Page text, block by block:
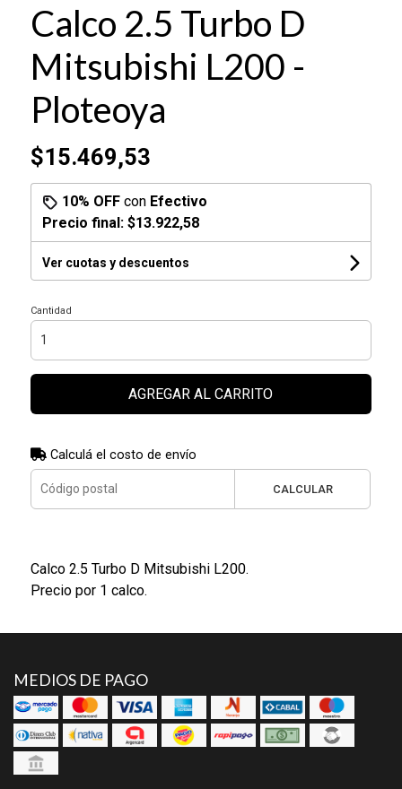
Calco 2.5 Turbo D
Mitsubishi L200 -
Ploteoya
$15.469,53
10% OFFcon Efectivo
Precio final: $13.922,58
Ver cuotas y descuentos
Cantidad
AGREGAR AL CARRITO
Calculá el costo de envío
CALCULAR
Calco 2.5 Turbo D Mitsubishi L200.
Precio por 1 calco.
MEDIOS DE PAGO